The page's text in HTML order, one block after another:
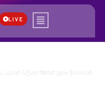
LIVE
මිලියන 180ක් ප්‍රසාද දීමනාවක්